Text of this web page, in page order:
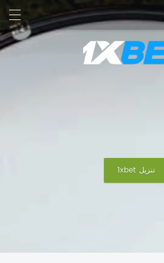
تنزيل 1xbet